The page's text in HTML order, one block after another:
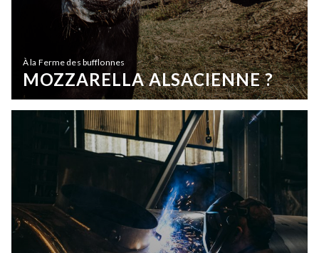
À la Ferme des bufflonnes
MOZZARELLA ALSACIENNE ?